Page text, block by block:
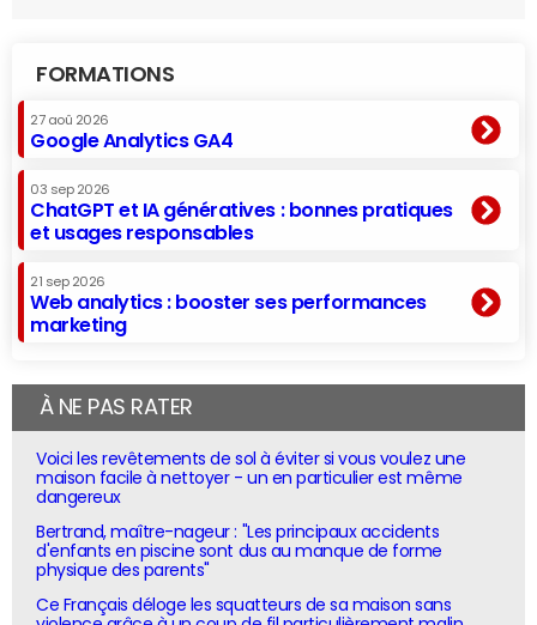
FORMATIONS
27 aoû 2026
Google Analytics GA4
03 sep 2026
ChatGPT et IA génératives : bonnes pratiques
et usages responsables
21 sep 2026
Web analytics : booster ses performances
marketing
À NE PAS RATER
Voici les revêtements de sol à éviter si vous voulez une
maison facile à nettoyer - un en particulier est même
dangereux
Bertrand, maître-nageur : "Les principaux accidents
d'enfants en piscine sont dus au manque de forme
physique des parents"
Ce Français déloge les squatteurs de sa maison sans